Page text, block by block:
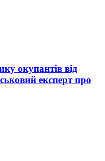
окупантів від
експерт про